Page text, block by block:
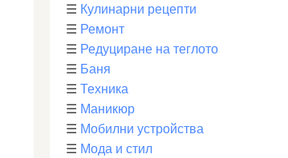
☰ Кулинарни рецепти
☰ Ремонт
☰ Редуциране на теглото
☰ Баня
☰ Техника
☰ Маникюр
☰ Мобилни устройства
☰ Мода и стил